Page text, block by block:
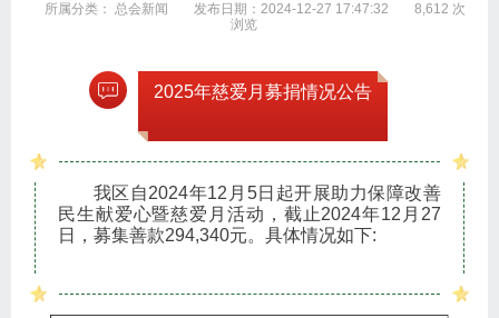
所属分类： 总会新闻 发布日期：2024-12-27 17:47:32
8,612 次
浏览
2025年慈爱月募捐情况公告
我区自2024年12月5日起开展助力保障改善
民生献爱心暨慈爱月活动，截止2024年12月27
日，募集善款294,340元。具体情况如下: